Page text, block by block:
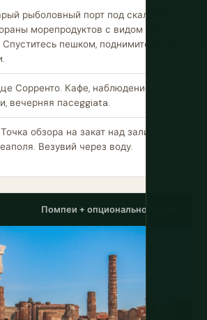
рыболовный порт под скалами.
морепродуктов с видом на
Спуститесь пешком, поднимитесь на
Сорренто. Кафе, наблюдение за
вечерняя пасеggiata.
обзора на закат над заливом
Везувий через воду.
Помпеи + опционально Капри